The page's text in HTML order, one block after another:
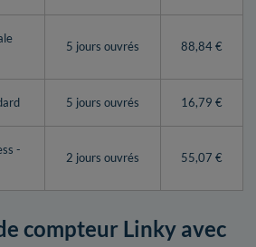
5 jours ouvrés 88,84 €
5 jours ouvrés 16,79 €
-
2 jours ouvrés 55,07 €
compteur Linky avec